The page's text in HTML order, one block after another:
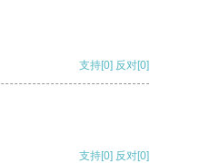
支持[0] 反对[0]
支持[0] 反对[0]